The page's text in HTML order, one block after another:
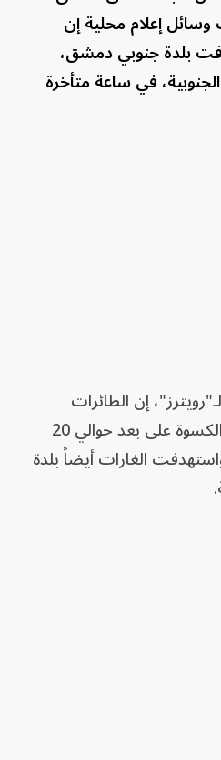
وسائل إعلام محلية إن
بلدة جنوبي دمشق،
في ساعة متأخرة
إن الطائرات
الإسرائيلية قصفت بلدة الكسوة على بعد حوالي 20
الغارات أيضاً بلدة